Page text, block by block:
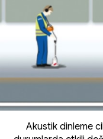
Akustik dinleme